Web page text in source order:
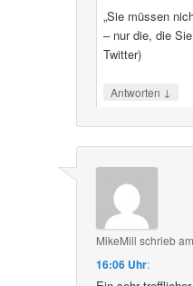
„Sie müssen
– nur die, die
Twitter)
Antworten ↓
MikeMill schrieb
16:06 Uhr: